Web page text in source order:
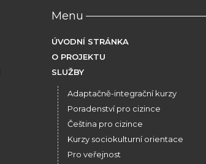
Menu
ÚVODNÍ STRÁNKA
O PROJEKTU
SLUŽBY
Adaptačně-integrační kurzy
Poradenství pro cizince
Čeština pro cizince
Kurzy sociokulturní orientace
Pro veřejnost